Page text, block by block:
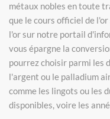
métaux nobles en toute
que le cours officiel de
l'or sur notre portail
vous épargne la
pourrez choisir parmi les
l'argent ou le palladium
comme les lingots ou les
disponibles, voire les